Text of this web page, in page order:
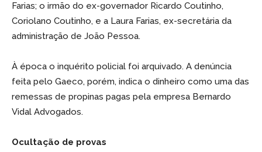
Farias; o irmão do ex-governador Ricardo Coutinho,
Coriolano Coutinho, e a Laura Farias, ex-secretária da
administração de João Pessoa.
À época o inquérito policial foi arquivado. A denúncia
feita pelo Gaeco, porém, indica o dinheiro como uma das
remessas de propinas pagas pela empresa Bernardo
Vidal Advogados.
Ocultação de provas